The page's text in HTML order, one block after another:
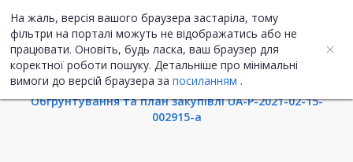
На жаль, версія вашого браузера застаріла, тому
фільтри на порталі можуть не відображатись або не
працювати. Оновіть, будь ласка, ваш браузер для
коректної роботи пошуку. Детальніше про мінімальні
вимоги до версій браузера за посиланням .
UA ENG
Інформація про закупівлю
Обгрунтування та план закупівлі UA-P-2021-02-15-
002915-a